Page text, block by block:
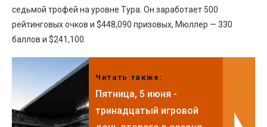
седьмой трофей на уровне Тура. Он заработает 500
рейтинговых очков и $448,090 призовых, Мюллер — 330
баллов и $241,100.
Читать также:
Пятница, 5 июня -
тринадцатый игровой